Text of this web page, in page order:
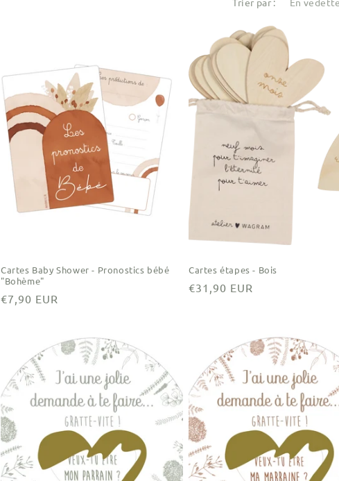
Cartes Baby Shower - Pronostics bébé
"Bohème"
Prix
€7,90 EUR
Cartes étapes - Bois
Prix
€31,90 EUR